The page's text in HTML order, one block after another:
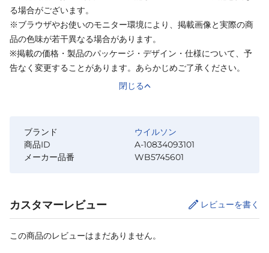
る場合がございます。
※ブラウザやお使いのモニター環境により、掲載画像と実際の商
品の色味が若干異なる場合があります。
※掲載の価格・製品のパッケージ・デザイン・仕様について、予
告なく変更することがあります。あらかじめご了承ください。
閉じる
ブランド
ウイルソン
商品ID
A-10834093101
メーカー品番
WB5745601
カスタマーレビュー レビューを書く
この商品のレビューはまだありません。